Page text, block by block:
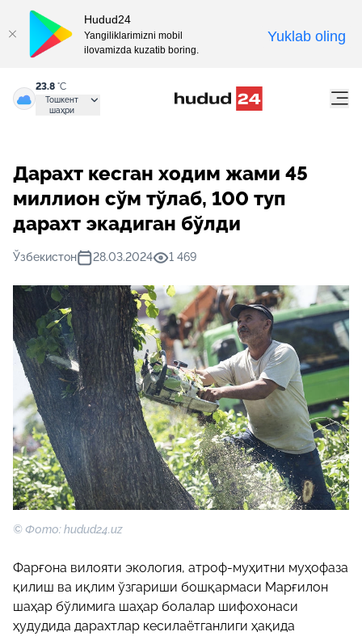
23.8 °C
Тошкент
шаҳри
Дарахт кесган ходим жами 45
миллион сўм тўлаб, 100 туп
дарахт экадиган бўлди
Ўзбекистон 28.03.2024 1 469
© Фото: hudud24.uz
Фарғона вилояти экология, атроф-муҳитни муҳофаза
қилиш ва иқлим ўзгариши бошқармаси Марғилон
шаҳар бўлимига шаҳар болалар шифохонаси
ҳудудида дарахтлар кесилаётганлиги ҳақида
Hudud24
Yangiliklarimizni mobil
ilovamizda kuzatib boring.
Yuklab oling